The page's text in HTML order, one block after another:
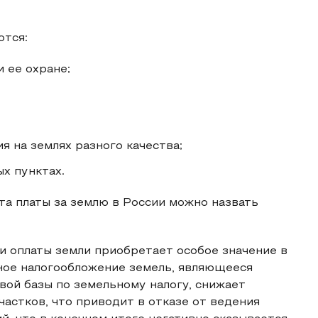
ее охране;
на землях разного качества;
пунктах.
платы за землю в России можно назвать
земли приобретает особое значение в
налогообложение земель, являющееся
базы по земельному налогу, снижает
что приводит в отказе от ведения